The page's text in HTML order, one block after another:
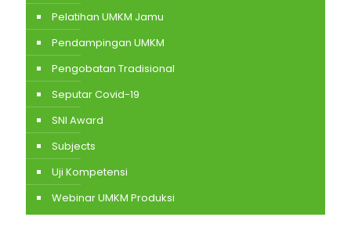
Pelatihan UMKM Jamu
Pendampingan UMKM
Pengobatan Tradisional
Seputar Covid-19
SNI Award
Subjects
Uji Kompetensi
Webinar UMKM Produksi